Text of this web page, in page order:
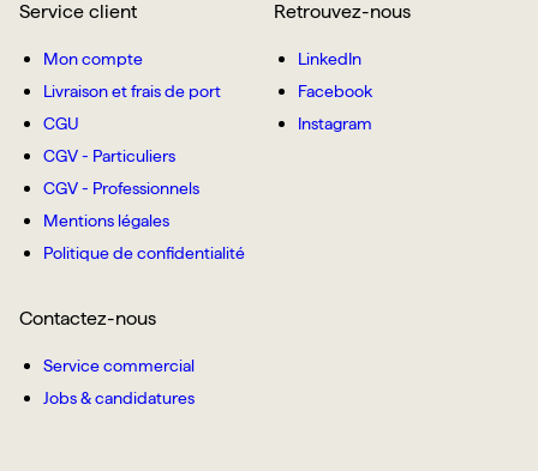
Service client
Mon compte
Livraison et frais de port
CGU
CGV - Particuliers
CGV - Professionnels
Mentions légales
Politique de confidentialité
Retrouvez-nous
LinkedIn
Facebook
Instagram
Contactez-nous
Service commercial
Jobs & candidatures